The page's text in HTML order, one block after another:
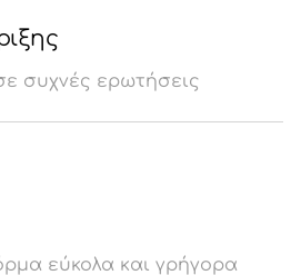
συχνές ερωτήσεις
εύκολα και γρήγορα